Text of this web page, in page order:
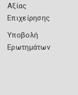
Αξίας
Επιχείρησης
Υποβολή
Ερωτημάτων